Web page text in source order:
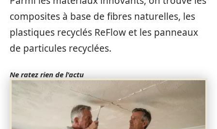
composites à base de fibres naturelles, les
plastiques recyclés ReFlow et les panneaux
de particules recyclées.
Ne ratez rien de l'actu